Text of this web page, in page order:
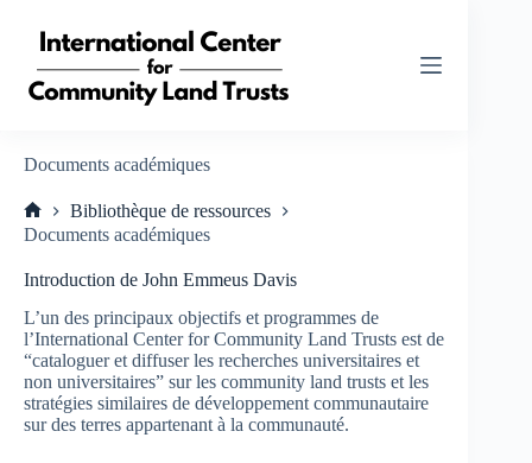
contenu
Documents académiques
Accueil
Bibliothèque de ressources
Documents académiques
Introduction de John Emmeus Davis
L’un des principaux objectifs et programmes de
l’International Center for Community Land Trusts est de
“cataloguer et diffuser les recherches universitaires et
non universitaires” sur les community land trusts et les
stratégies similaires de développement communautaire
sur des terres appartenant à la communauté.